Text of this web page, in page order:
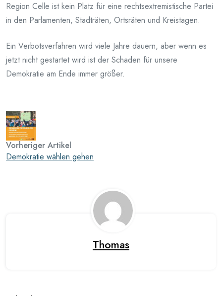
Region Celle ist kein Platz für eine rechtsextremistische Partei
in den Parlamenten, Stadträten, Ortsräten und Kreistagen.
Ein Verbotsverfahren wird viele Jahre dauern, aber wenn es
jetzt nicht gestartet wird ist der Schaden für unsere
Demokratie am Ende immer größer.
Vorheriger Artikel
Demokratie wählen gehen
Thomas